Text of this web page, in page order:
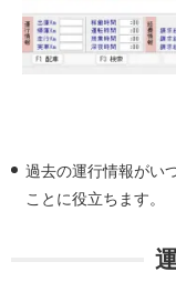
過去の運行情報がい
ことに役立ちます。